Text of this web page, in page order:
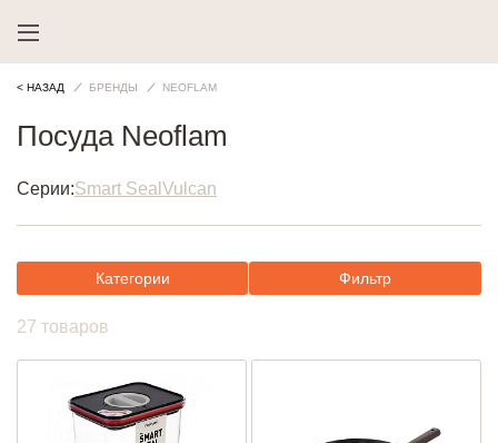
< НАЗАД БРЕНДЫ NEOFLAM
Посуда Neoflam
Серии:Smart Seal Vulcan
Категории Фильтр
27 товаров